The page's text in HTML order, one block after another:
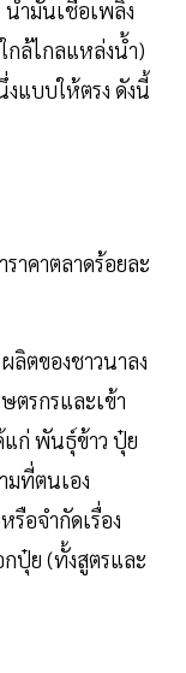
ำมันเชื้อเพลิง
กล้ไกลแหล่งน้ำ)
แบบให้ตรง ดังนี้
าคาตลาดร้อยละ
ตของชาวนาลง
ตรกรและเข้า
แก่ พันธุ์ข้าว ปุ๋ย
มที่ตนเอง
อจำกัดเรื่อง
ปุ๋ย (ทั้งสูตรและ